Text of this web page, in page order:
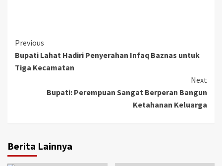
Continue
Reading
Previous
Bupati Lahat Hadiri Penyerahan Infaq Baznas untuk
Tiga Kecamatan
Next
Bupati: Perempuan Sangat Berperan Bangun
Ketahanan Keluarga
Berita Lainnya